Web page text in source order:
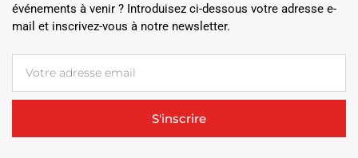
événements à venir ? Introduisez ci-dessous votre adresse e-
mail et inscrivez-vous à notre newsletter.
S'inscrire